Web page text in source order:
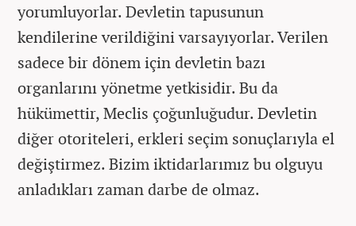
yorumluyorlar. Devletin tapusunun
kendilerine verildiğini varsayıyorlar. Verilen
sadece bir dönem için devletin bazı
organlarını yönetme yetkisidir. Bu da
hükümettir, Meclis çoğunluğudur. Devletin
diğer otoriteleri, erkleri seçim sonuçlarıyla el
değiştirmez. Bizim iktidarlarımız bu olguyu
anladıkları zaman darbe de olmaz.